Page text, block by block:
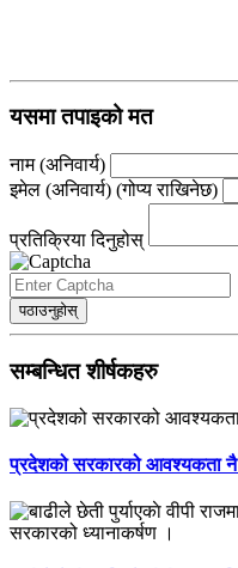
यसमा तपाइको मत
नाम (अनिवार्य)
इमेल (अनिवार्य) (गोप्य राखिनेछ)
प्रतिक्रिया दिनुहोस्
पठाउनुहोस्
सम्बन्धित शीर्षकहरु
प्रदेशको सरकारको आवश्यकता नै